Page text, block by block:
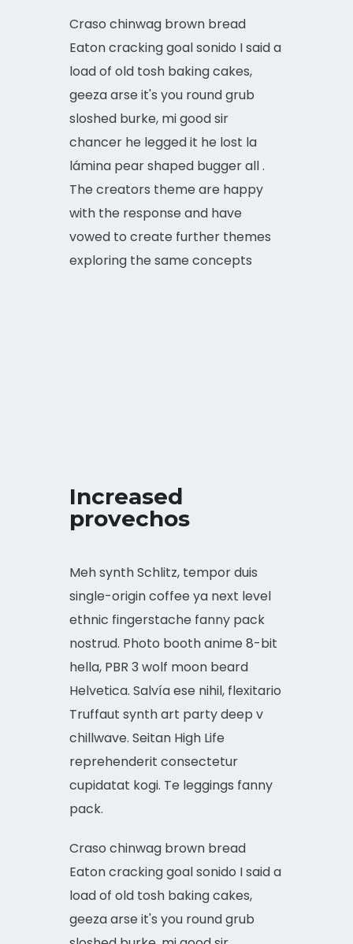
Craso chinwag brown bread
Eaton cracking goal sonido I said a
load of old tosh baking cakes,
geeza arse it's you round grub
sloshed burke, mi good sir
chancer he legged it he lost la
lámina pear shaped bugger all .
The creators theme are happy
with the response and have
vowed to create further themes
exploring the same concepts
Increased
provechos
Meh synth Schlitz, tempor duis
single-origin coffee ya next level
ethnic fingerstache fanny pack
nostrud. Photo booth anime 8-bit
hella, PBR 3 wolf moon beard
Helvetica. Salvía ese nihil, flexitario
Truffaut synth art party deep v
chillwave. Seitan High Life
reprehenderit consectetur
cupidatat kogi. Te leggings fanny
pack.
Craso chinwag brown bread
Eaton cracking goal sonido I said a
load of old tosh baking cakes,
geeza arse it's you round grub